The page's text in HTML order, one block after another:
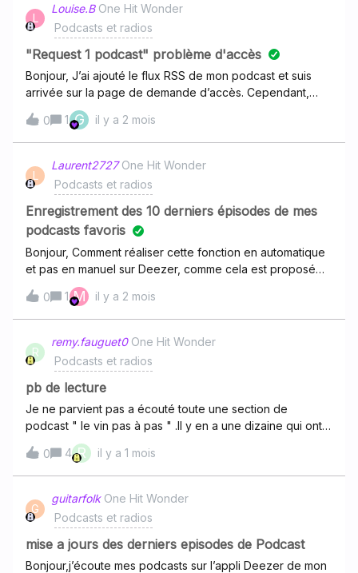
L
Louise.B One Hit Wonder
Podcasts et radios
"Request 1 podcast" problème d'accès
Bonjour, J’ai ajouté le flux RSS de mon podcast et suis
arrivée sur la page de demande d’accès. Cependant,
même en cliquant sur le bouton “request 1 podcast”, rien
ne se passe… Je n’arrive pas à accéder à mon podcast
sur l’app Creators Pouvez-vous m’aider ?Merci!
0 1 G il y a 2 mois
L
Laurent2727 One Hit Wonder
Podcasts et radios
Enregistrement des 10 derniers épisodes de mes
podcasts favoris
Bonjour, Comment réaliser cette fonction en automatique
et pas en manuel sur Deezer, comme cela est proposé
dans tous les logiciels de podcast. Venir le faire en
manuel est fastidieux et n'est pas en adéquation avec le
besoin des utilisateurs.
0 1 M il y a 2 mois
R
remy.fauguet0 One Hit Wonder
Podcasts et radios
pb de lecture
Je ne parvient pas a écouté toute une section de
podcast " le vin pas à pas " .Il y en a une dizaine qui ont
fonctionné. Et 200-300 autres ne marche pas
.L'application m'affiche le chargement puis me signal
erreur lecture .Pouvez-vous solutionné le problème ?
0 4 R il y a 1 mois
G
guitarfolk One Hit Wonder
Podcasts et radios
mise a jours des derniers episodes de Podcast
Bonjour,j’écoute mes podcasts sur l’appli Deezer de mon